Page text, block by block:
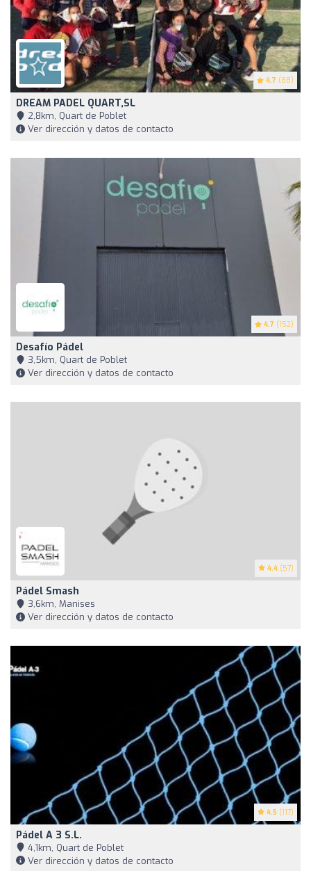
4.7 (88)
DREAM PADEL QUART,SL
2,8km, Quart de Poblet
Ver dirección y datos de contacto
4.7 (152)
Desafío Pádel
3,5km, Quart de Poblet
Ver dirección y datos de contacto
4.4 (57)
Pádel Smash
3,6km, Manises
Ver dirección y datos de contacto
4.5 (117)
Pádel A 3 S.L.
4,1km, Quart de Poblet
Ver dirección y datos de contacto